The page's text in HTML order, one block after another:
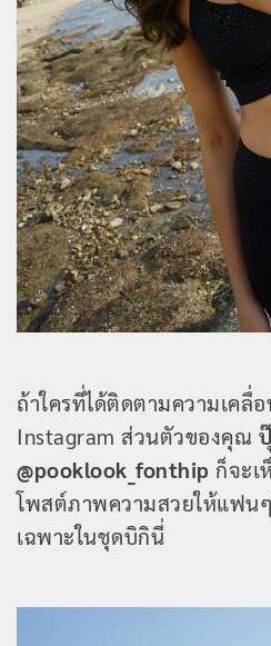
ถ้าใครที่ได้ติดตามความเคลื่
Instagram ส่วนตัวของคุณ
@pooklook_fonthip ก็จะเ
โพสต์ภาพความสวยให้แฟน
เฉพาะในชุดบิกินี่